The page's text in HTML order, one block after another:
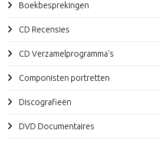
Boekbesprekingen
CD Recensies
CD Verzamelprogramma's
Componisten portretten
Discografieën
DVD Documentaires